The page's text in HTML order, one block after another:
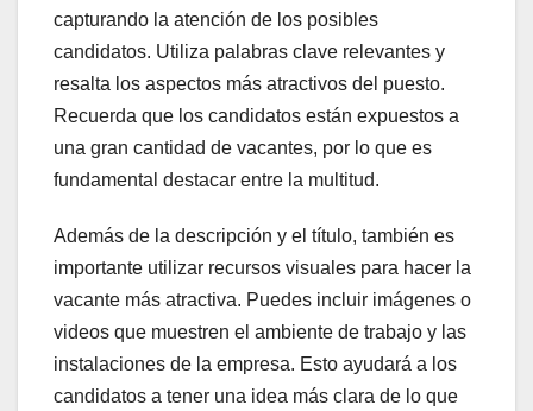
capturando la atención de los posibles
candidatos. Utiliza palabras clave relevantes y
resalta los aspectos más atractivos del puesto.
Recuerda que los candidatos están expuestos a
una gran cantidad de vacantes, por lo que es
fundamental destacar entre la multitud.
Además de la descripción y el título, también es
importante utilizar recursos visuales para hacer la
vacante más atractiva. Puedes incluir imágenes o
videos que muestren el ambiente de trabajo y las
instalaciones de la empresa. Esto ayudará a los
candidatos a tener una idea más clara de lo que